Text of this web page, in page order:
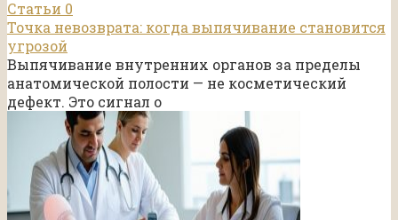
Статьи 0
Точка невозврата: когда выпячивание становится
угрозой
Выпячивание внутренних органов за пределы
анатомической полости — не косметический
дефект. Это сигнал о